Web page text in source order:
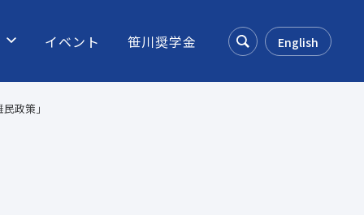
English
イベント 笹川奨学金
政策」